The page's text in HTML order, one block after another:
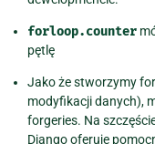
forloop.counter
pętlę
Jako że stworzymy
modyfikacji danych),
forgeries. Na
Django oferuje